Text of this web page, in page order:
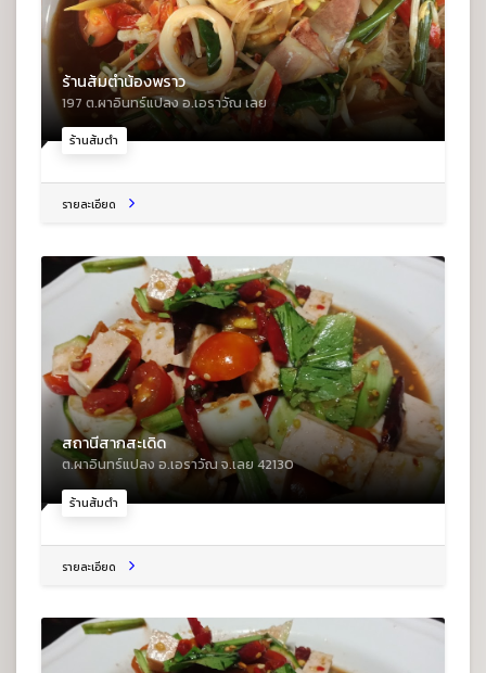
ร้านส้มตำ
ร้านส้มตำน้องพราว
197 ต.ผาอินทร์แปลง อ.เอราวัณ เลย
รายละเอียด
ร้านส้มตำ
สถานีสากสะเดิด
ต.ผาอินทร์แปลง อ.เอราวัณ จ.เลย 42130
รายละเอียด